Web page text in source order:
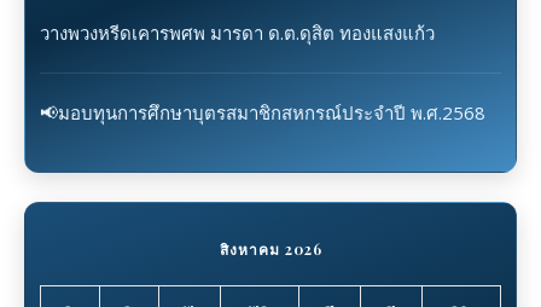
วางพวงหรีดเคารพศพ มารดา ด.ต.ดุสิต ทองแสงแก้ว
📢มอบทุนการศึกษาบุตรสมาชิกสหกรณ์ประจำปี พ.ศ.2568
สิงหาคม 2026